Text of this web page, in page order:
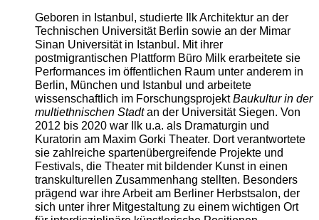
Geboren in Istanbul, studierte Ilk Architektur an der
Technischen Universität Berlin sowie an der Mimar
Sinan Universität in Istanbul. Mit ihrer
postmigrantischen Plattform Büro Milk erarbeitete sie
Performances im öffentlichen Raum unter anderem in
Berlin, München und Istanbul und arbeitete
wissenschaftlich im ForschungsprojektBaukultur in der
multiethnischen Stadtan der Universität Siegen. Von
2012 bis 2020 war Ilk u.a. als Dramaturgin und
Kuratorin am Maxim Gorki Theater. Dort verantwortete
sie zahlreiche spartenübergreifende Projekte und
Festivals, die Theater mit bildender Kunst in einen
transkulturellen Zusammenhang stellten. Besonders
prägend war ihre Arbeit am Berliner Herbstsalon, der
sich unter ihrer Mitgestaltung zu einem wichtigen Ort